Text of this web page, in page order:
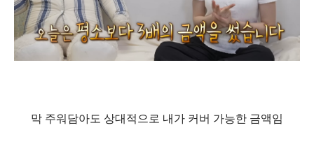
막 주워담아도 상대적으로 내가 커버 가능한 금액임